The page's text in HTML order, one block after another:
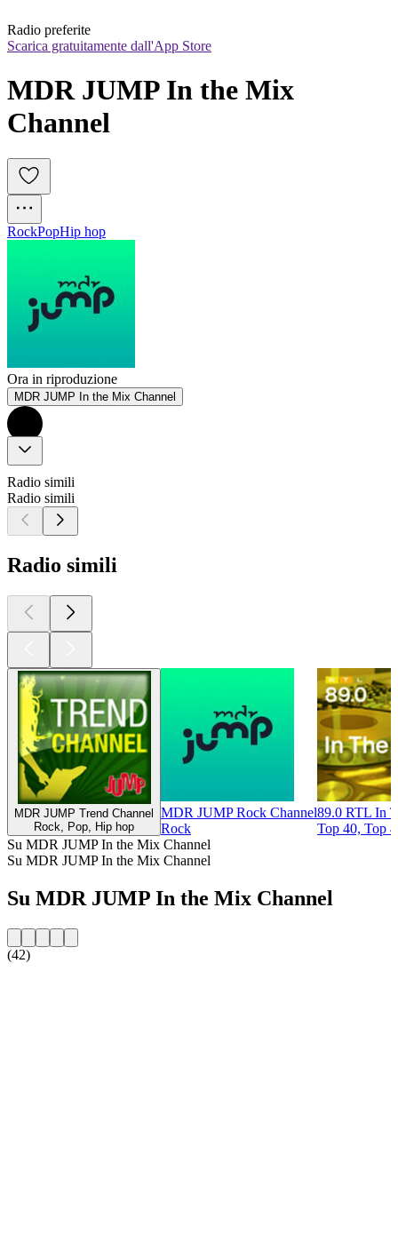
Radio preferite
Scarica gratuitamente dall'App Store
MDR JUMP In the Mix
Channel
RockPopHip hop
Ora in riproduzione
MDR JUMP In the Mix Channel
Radio simili
Radio simili
Radio simili
MDR JUMP Trend Channel
Rock, Pop, Hip hop
MDR JUMP Rock Channel
Rock
89.0 RTL In
Top 40, Top
Su MDR JUMP In the Mix Channel
Su MDR JUMP In the Mix Channel
Su MDR JUMP In the Mix Channel
(42)